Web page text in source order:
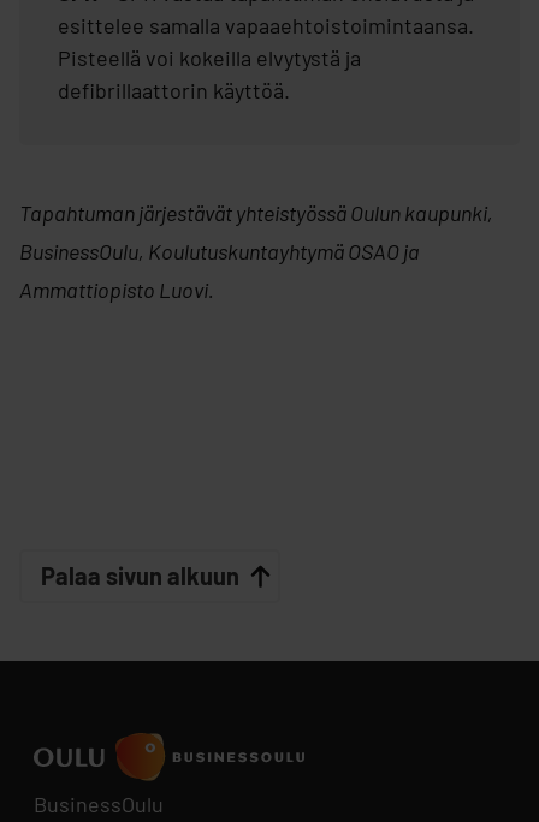
esittelee samalla vapaaehtoistoimintaansa.
Pisteellä voi kokeilla elvytystä ja
defibrillaattorin käyttöä.
Tapahtuman järjestävät yhteistyössä Oulun kaupunki,
BusinessOulu, Koulutuskuntayhtymä OSAO ja
Ammattiopisto Luovi.
Palaa sivun alkuun
BusinessOulu